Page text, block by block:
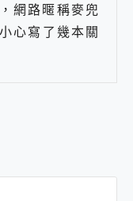
網路暱稱麥兜
心寫了幾本關